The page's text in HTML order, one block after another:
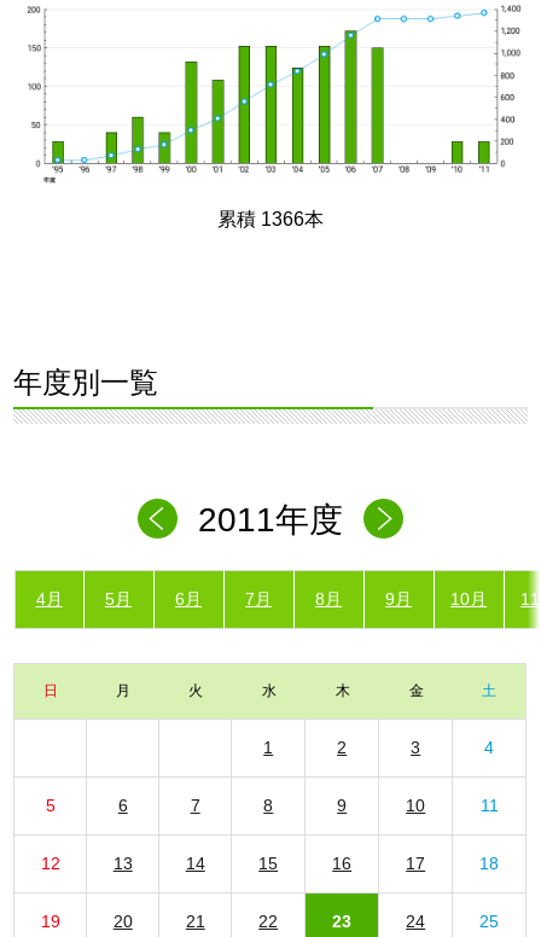
累積 1366本
年度別一覧
2011年度
4月 5月 6月 7月 8月 9月 10月
日 月 火 水 木 金 土
1 2 3 4
5 6 7 8 9 10 11
12 13 14 15 16 17 18
19 20 21 22 23 24 25